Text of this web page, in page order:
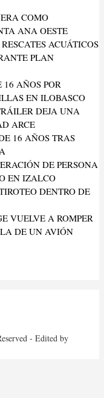
COMO
ANA OESTE
ACUÁTICOS
PLAN
AÑOS POR
EN ILOBASCO
DEJA UNA
ARCE
16 AÑOS TRAS
DE PERSONA
EN IZALCO
DENTRO DE
VUELVE A ROMPER
DE UN AVIÓN
- Edited by